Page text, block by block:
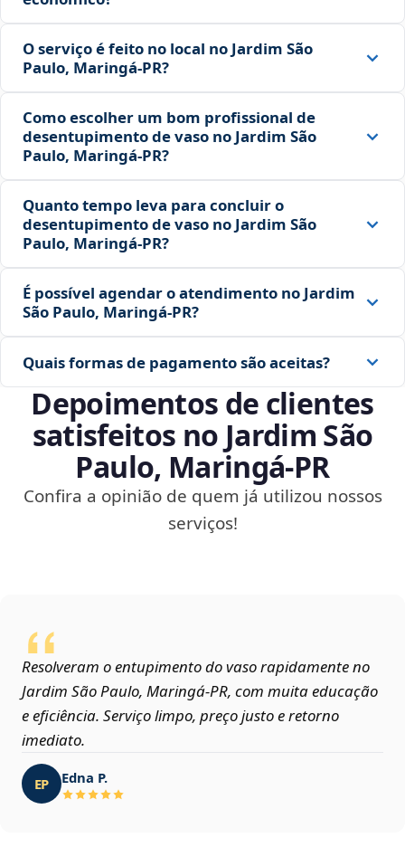
O serviço é feito no local no Jardim São
Paulo, Maringá‑PR?
Como escolher um bom profissional de
desentupimento de vaso no Jardim São
Paulo, Maringá‑PR?
Quanto tempo leva para concluir o
desentupimento de vaso no Jardim São
Paulo, Maringá‑PR?
É possível agendar o atendimento no Jardim
São Paulo, Maringá‑PR?
Quais formas de pagamento são aceitas?
Depoimentos de clientes
satisfeitos no Jardim São
Paulo, Maringá‑PR
Confira a opinião de quem já utilizou nossos
serviços!
Resolveram o entupimento do vaso rapidamente no
Jardim São Paulo, Maringá‑PR, com muita educação
e eficiência. Serviço limpo, preço justo e retorno
imediato.
EP Edna P.